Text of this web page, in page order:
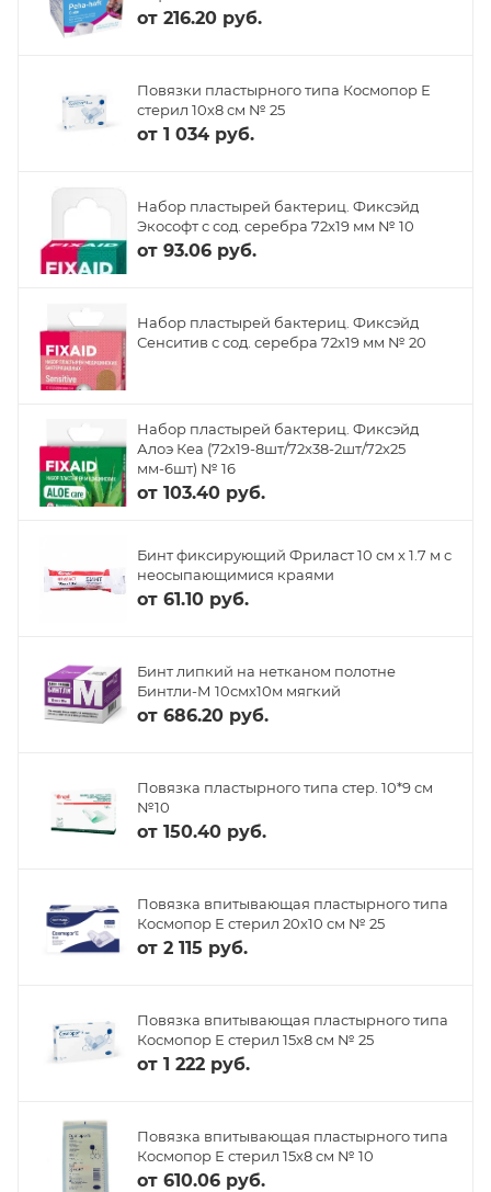
от 216.20 руб.
Повязки пластырного типа Космопор Е
стерил 10х8 см № 25
от 1 034 руб.
Набор пластырей бактериц. Фиксэйд
Экософт с сод. серебра 72х19 мм № 10
от 93.06 руб.
Набор пластырей бактериц. Фиксэйд
Сенситив с сод. серебра 72х19 мм № 20
Набор пластырей бактериц. Фиксэйд
Алоэ Кеа (72х19-8шт/72х38-2шт/72х25
мм-6шт) № 16
от 103.40 руб.
Бинт фиксирующий Фриласт 10 см х 1.7 м с
неосыпающимися краями
от 61.10 руб.
Бинт липкий на нетканом полотне
Бинтли-М 10смх10м мягкий
от 686.20 руб.
Повязка пластырного типа стер. 10*9 см
№10
от 150.40 руб.
Повязка впитывающая пластырного типа
Космопор Е стерил 20х10 см № 25
от 2 115 руб.
Повязка впитывающая пластырного типа
Космопор Е стерил 15х8 см № 25
от 1 222 руб.
Повязка впитывающая пластырного типа
Космопор Е стерил 15х8 см № 10
от 610.06 руб.